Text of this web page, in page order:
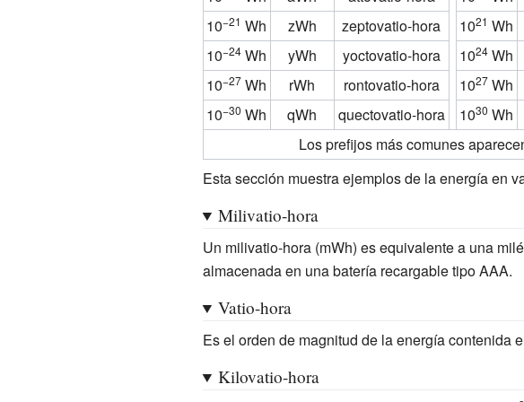
10−21 Wh zWh zeptovatio-hora 1021 Wh
10−24 Wh yWh yoctovatio-hora 1024 Wh
10−27 Wh rWh rontovatio-hora 1027 Wh
10−30 Wh qWh quectovatio-hora 1030 Wh
Los prefijos más comunes
Esta sección muestra ejemplos de la energía en
Milivatio-hora
Un milivatio-hora (mWh) es equivalente a una
almacenada en una batería recargable tipo AAA.
Vatio-hora
Es el orden de magnitud de la energía contenida
Kilovatio-hora